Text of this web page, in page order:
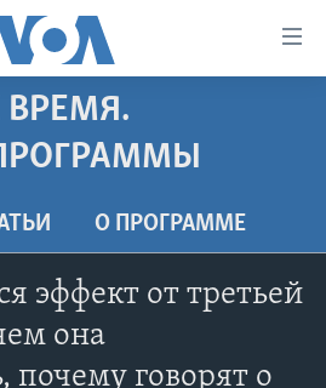
ИСТОРИЯ
O ПРОГРАММЕ
эффект от третьей
она
почему говорят о